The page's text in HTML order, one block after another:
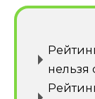
нельзя